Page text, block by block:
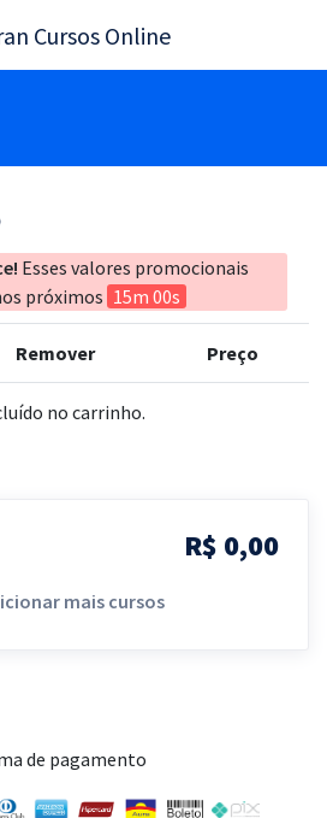
Esses valores promocionais
próximos 15m 00s
Remover Preço
no carrinho.
R$ 0,00
mais cursos
de pagamento